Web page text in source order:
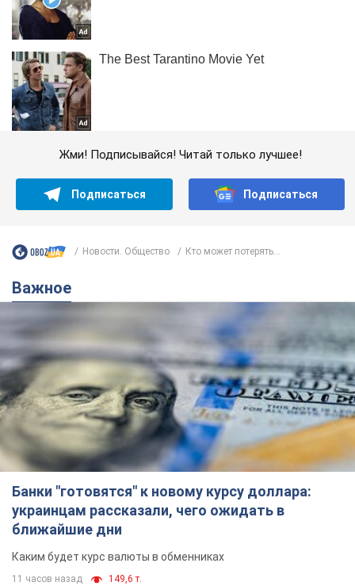
Жми! Подписывайся! Читай только лучшее!
Подписаться Подписаться
Новости. Общество Кто может потерять...
Важное
Банки "готовятся" к новому курсу доллара:
украинцам рассказали, чего ожидать в
ближайшие дни
Каким будет курс валюты в обменниках
11 часов назад 149,6 т.